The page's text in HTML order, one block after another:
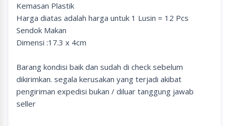
Kemasan Plastik
Harga diatas adalah harga untuk 1 Lusin = 12 Pcs
Sendok Makan
Dimensi :17.3 x 4cm
Barang kondisi baik dan sudah di check sebelum
dikirimkan. segala kerusakan yang terjadi akibat
pengiriman expedisi bukan / diluar tanggung jawab
seller